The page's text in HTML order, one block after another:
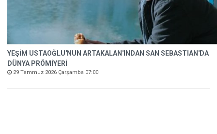
YEŞİM USTAOĞLU'NUN ARTAKALAN'INDAN SAN SEBASTIAN'DA
DÜNYA PRÖMİYERİ
29 Temmuz 2026 Çarşamba 07:00